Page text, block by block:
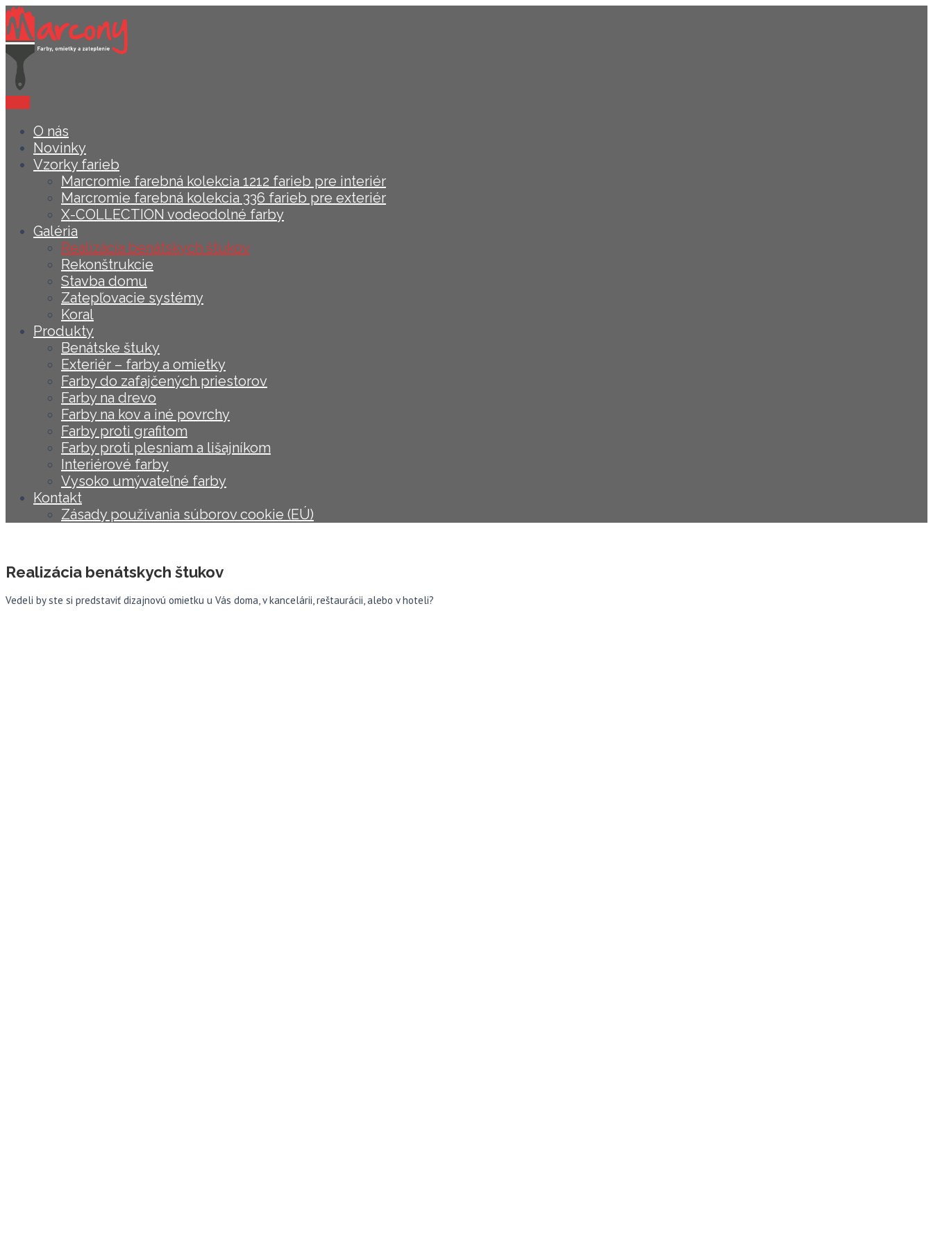
O nás
Novinky
Vzorky farieb
Marcromie farebná kolekcia 1212 farieb pre interiér
Marcromie farebná kolekcia 336 farieb pre exteriér
X-COLLECTION vodeodolné farby
Galéria
Realizácia benátskych štukov
Rekonštrukcie
Stavba domu
Zatepľovacie systémy
Koral
Produkty
Benátske štuky
Exteriér – farby a omietky
Farby do zafajčených priestorov
Farby na drevo
Farby na kov a iné povrchy
Farby proti grafitom
Farby proti plesniam a lišajníkom
Interiérové farby
Vysoko umývateľné farby
Kontakt
Zásady používania súborov cookie (EÚ)
Realizácia benátskych štukov
Vedeli by ste si predstaviť dizajnovú omietku u Vás doma, v kancelárii, reštaurácii, alebo v hoteli?